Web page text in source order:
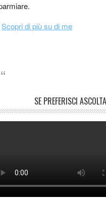
Scopri di più su di me
SE PREFERISCI